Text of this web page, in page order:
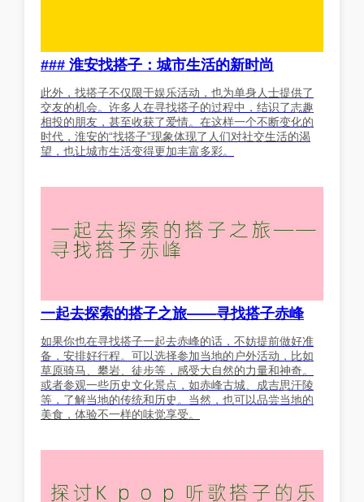
### 淮安找搭子：城市生活的新时尚
此外，找搭子不仅限于娱乐活动，也为单身人士提供了
交友的机会。许多人在寻找搭子的过程中，结识了志趣
相投的朋友，甚至收获了爱情。在这样一个不断变化的
时代，淮安的“找搭子”现象体现了人们对社交生活的渴
望，也让城市生活变得更加丰富多彩。
一起去探索的搭子之旅——寻找搭子赤峰
如果你也在寻找搭子一起去赤峰的话，不妨提前做好准
备，安排好行程。可以选择参加当地的户外活动，比如
草原骑马、攀岩、徒步等，感受大自然的力量和神奇。
或者参观一些历史文化景点，如赤峰古城、成吉思汗陵
等，了解当地的传统和历史。当然，也可以品尝当地的
美食，体验不一样的味觉享受。